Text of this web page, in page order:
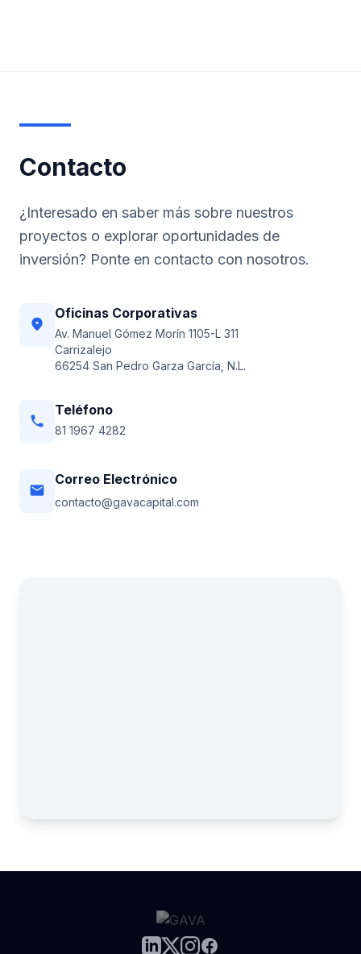
Contacto
¿Interesado en saber más sobre nuestros
proyectos o explorar oportunidades de
inversión? Ponte en contacto con nosotros.
location_on
Oficinas Corporativas
Av. Manuel Gómez Morín 1105-L 311
Carrizalejo
66254 San Pedro Garza García, N.L.
phone
Teléfono
81 1967 4282
email
Correo Electrónico
contacto@gavacapital.com